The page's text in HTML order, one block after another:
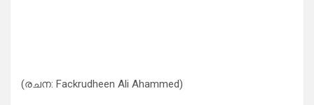
(രചന: Fackrudheen Ali Ahammed)